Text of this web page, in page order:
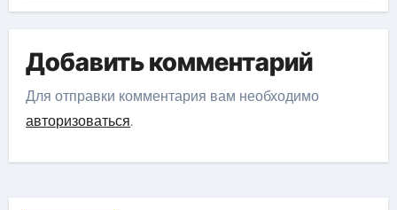
Добавить комментарий
Для отправки комментария вам необходимо
авторизоваться.